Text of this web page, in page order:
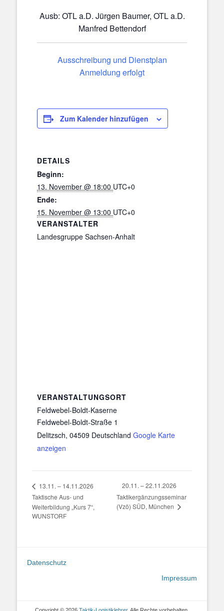
Ausb: OTL a.D. Jürgen Baumer, OTL a.D.
Manfred Bettendorf
Ausschreibung und Dienstplan
Anmeldung erfolgt
Zum Kalender hinzufügen
DETAILS
Beginn:
13. November @ 18:00 UTC+0
Ende:
15. November @ 13:00 UTC+0
VERANSTALTER
Landesgruppe Sachsen-Anhalt
VERANSTALTUNGSORT
Feldwebel-Boldt-Kaserne
Feldwebel-Boldt-Straße 1
Delitzsch, 04509 Deutschland Google Karte
anzeigen
13.11. – 14.11.2026
Taktische Aus- und
Weiterbildung „Kurs 7“,
WUNSTORF
20.11. – 22.11.2026
Taktikergänzungsseminar
(Vzö) SÜD, München
Datenschutz
Impressum